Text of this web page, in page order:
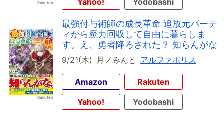
Yahoo!
Yodobashi
最強付与術師の成長革命 追放元パーテ
ィから魔力回収して自由に暮らしま
す。え、勇者降ろされた？ 知らんがな
9/21(木) 月ノみんと アルファポリス
Amazon
Rakuten
Yahoo!
Yodobashi